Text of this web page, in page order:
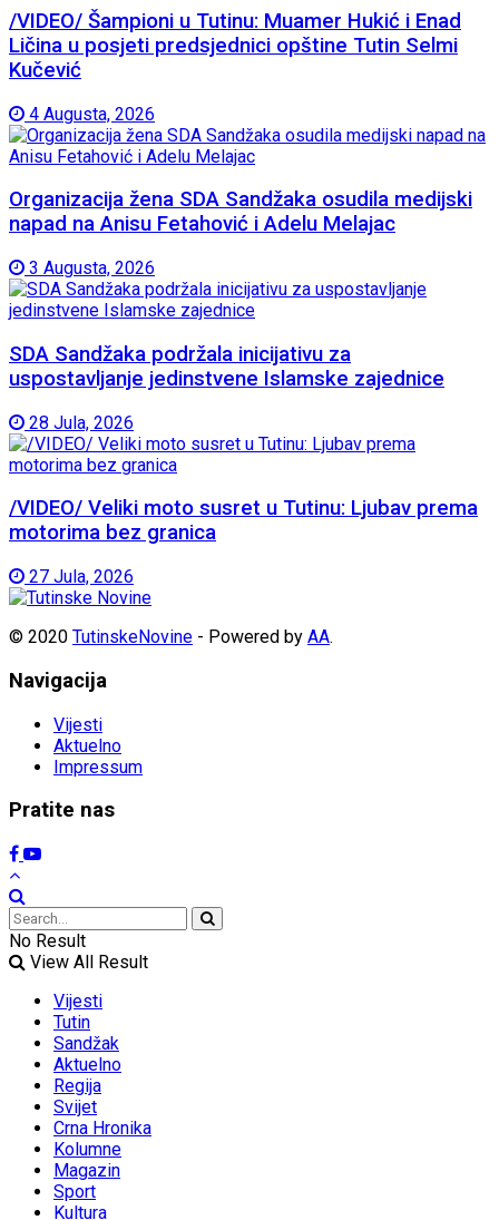
/VIDEO/ Šampioni u Tutinu: Muamer Hukić i Enad
Ličina u posjeti predsjednici opštine Tutin Selmi
Kučević
4 Augusta, 2026
Organizacija žena SDA Sandžaka osudila medijski
napad na Anisu Fetahović i Adelu Melajac
3 Augusta, 2026
SDA Sandžaka podržala inicijativu za
uspostavljanje jedinstvene Islamske zajednice
28 Jula, 2026
/VIDEO/ Veliki moto susret u Tutinu: Ljubav prema
motorima bez granica
27 Jula, 2026
© 2020 TutinskeNovine - Powered by AA.
Navigacija
Vijesti
Aktuelno
Impressum
Pratite nas
No Result
View All Result
Vijesti
Tutin
Sandžak
Aktuelno
Regija
Svijet
Crna Hronika
Kolumne
Magazin
Sport
Kultura